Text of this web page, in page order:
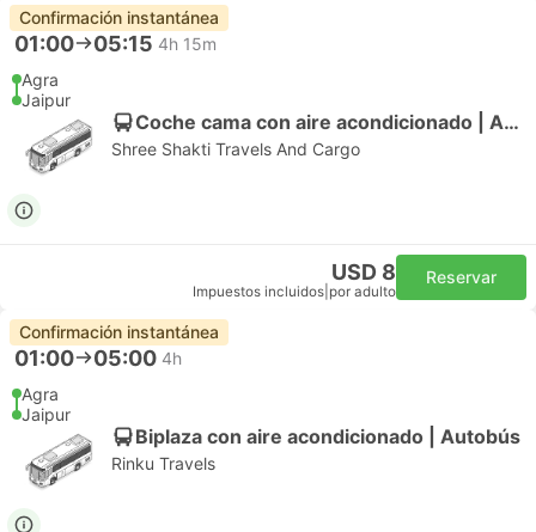
Confirmación instantánea
01:00 05:15 4h 15m
Agra
Jaipur
Coche cama con aire acondicionado | Autobús
Shree Shakti Travels And Cargo
USD 8
Impuestos incluidos por adulto
Reservar
Confirmación instantánea
01:00 05:00 4h
Agra
Jaipur
Biplaza con aire acondicionado | Autobús
Rinku Travels